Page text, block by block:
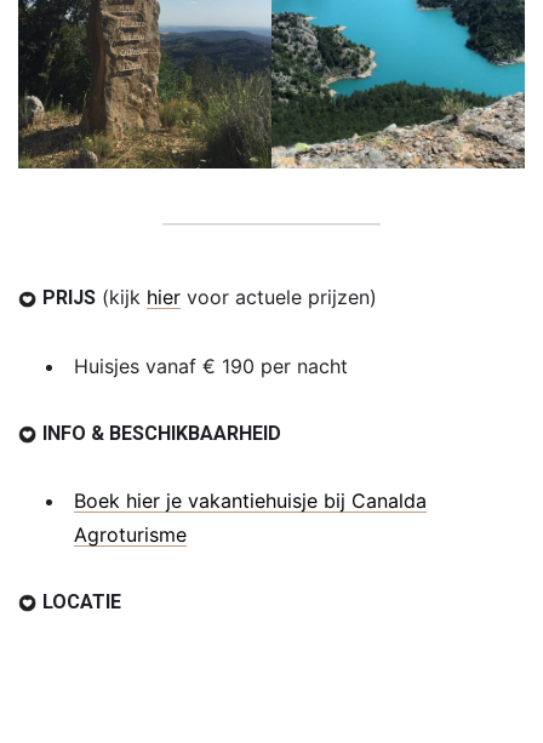
PRIJS (kijk hier voor actuele prijzen)
Huisjes vanaf € 190 per nacht
INFO & BESCHIKBAARHEID
Boek hier je vakantiehuisje bij Canalda
Agroturisme
LOCATIE